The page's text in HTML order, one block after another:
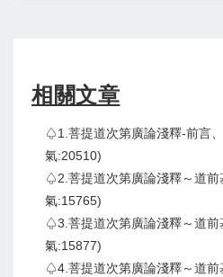
相關文章
♤1.菩提道次第廣論淺釋-前言
氣:20510)
♤2.菩提道次第廣論淺釋～道前
氣:15765)
♤3.菩提道次第廣論淺釋～道前
氣:15877)
♤4.菩提道次第廣論淺釋～道前